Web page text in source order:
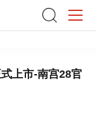
上市-南宫28官